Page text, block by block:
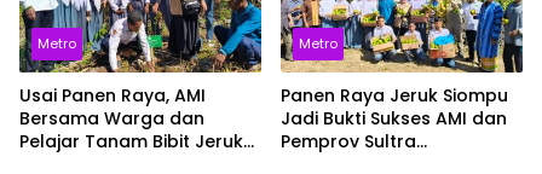
Metro
Usai Panen Raya, AMI
Bersama Warga dan
Pelajar Tanam Bibit Jeruk
Metro
Panen Raya Jeruk Siompu
Jadi Bukti Sukses AMI dan
Pemprov Sultra